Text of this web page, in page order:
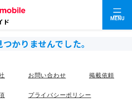
ド MENU
かりませんでした。
お問い合わせ 掲載依頼
プライバシーポリシー